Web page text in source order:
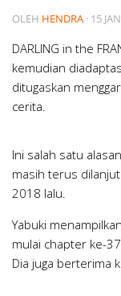
OLEH HENDRA · 15
DARLING in the
kemudian
ditugaskan
cerita.
Ini salah satu
masih terus
2018 lalu.
Yabuki
mulai chapter ke-
Dia juga berterima